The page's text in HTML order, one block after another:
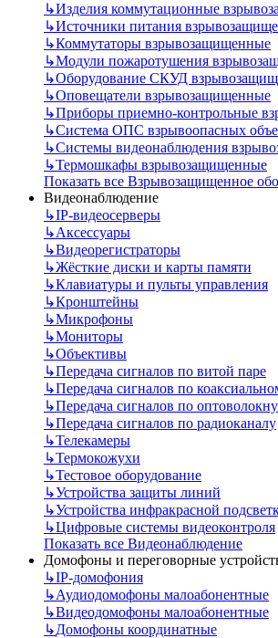
↳Изделия коммутационные
↳Источники питания
↳Коммутаторы взрывозащищенные
↳Модули пожаротушения
↳Оборудование СКУД
↳Оповещатели взрывозащищенные
↳Приборы приемно-контрольные
↳Система ОПС взрывоопасных
↳Системы видеонаблюдения
↳Термошкафы взрывозащищенные
Показать все Взрывозащищенное
Видеонаблюдение
↳IP-видеосерверы
↳Аксессуары
↳Видеорегистраторы
↳Жёсткие диски и карты памяти
↳Клавиатуры и пульты управления
↳Кронштейны
↳Микрофоны
↳Мониторы
↳Объективы
↳Передача сигналов по витой паре
↳Передача сигналов по
↳Передача сигналов по оптоволокну
↳Передача сигналов по радиоканалу
↳Телекамеры
↳Термокожухи
↳Тестовое оборудование
↳Устройства защиты линий
↳Устройства инфракрасной
↳Цифровые системы видеоконтроля
Показать все Видеонаблюдение
Домофоны и переговорные
↳IP-домофония
↳Аудиодомофоны малоабонентные
↳Видеодомофоны малоабонентные
↳Домофоны координатные